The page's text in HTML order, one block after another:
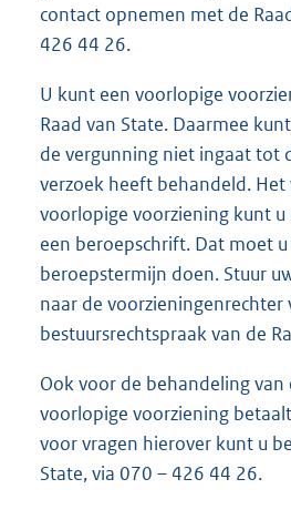
k
contact opnemen met de
426 44 26.
U kunt een voorlopige
Raad van State. Daarmee
de vergunning niet ingaat tot
verzoek heeft behandeld.
voorlopige voorziening kunt u
een beroepschrift. Dat moet
beroepstermijn doen. Stuur
naar de voorzieningenrechter
bestuursrechtspraak van de
Ook voor de behandeling
voorlopige voorziening
voor vragen hierover kunt u
State, via 070 – 426 44 26.